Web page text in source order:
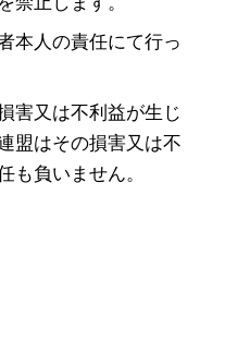
本人の責任にて行っ
害又は不利益が生じ
盟はその損害又は不
も負いません。